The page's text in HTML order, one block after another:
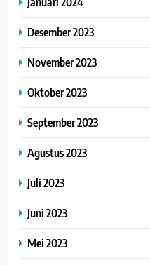
Desember 2023
November 2023
Oktober 2023
September 2023
Agustus 2023
Juli 2023
Juni 2023
Mei 2023